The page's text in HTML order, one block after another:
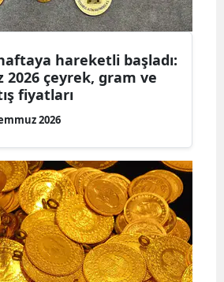
hareketli başladı:
2026 çeyrek, gram ve
fiyatları
2026